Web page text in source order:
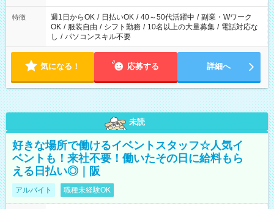
特徴 週1日からOK / 日払いOK / 40～50代活躍中 / 副業・Wワーク
OK / 服装自由 / シフト勤務 / 10名以上の大量募集 / 電話対応な
し / パソコンスキル不要
気になる！ 応募する 詳細へ
未読
好きな場所で働けるイベントスタッフ☆人気イ
ベントも！来社不要！働いたその日に給料もら
える日払い◎｜阪
アルバイト 職種未経験OK